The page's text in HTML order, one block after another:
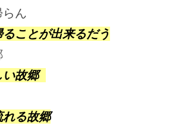
ことが出来るだう
い故郷
は清
る故郷